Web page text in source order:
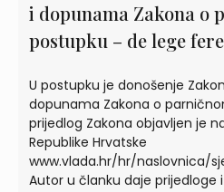
i dopunama Zakona o
postupku – de lege
U postupku je donošenje
dopunama Zakona o
prijedlog Zakona objavljen je
Republike Hrvatske
www.vlada.hr/hr/naslovnica/
Autor u članku daje prijedloge